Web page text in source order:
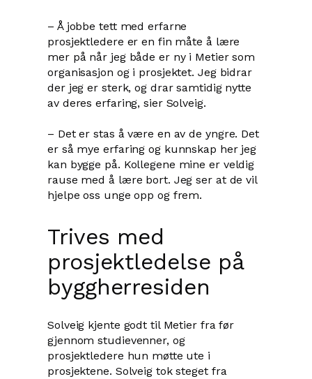
– Å jobbe tett med erfarne
prosjektledere er en fin måte å lære
mer på når jeg både er ny i Metier som
organisasjon og i prosjektet. Jeg bidrar
der jeg er sterk, og drar samtidig nytte
av deres erfaring, sier Solveig.
– Det er stas å være en av de yngre. Det
er så mye erfaring og kunnskap her jeg
kan bygge på. Kollegene mine er veldig
rause med å lære bort. Jeg ser at de vil
hjelpe oss unge opp og frem.
Trives med
prosjektledelse på
byggherresiden
Solveig kjente godt til Metier fra før
gjennom studievenner, og
prosjektledere hun møtte ute i
prosjektene. Solveig tok steget fra